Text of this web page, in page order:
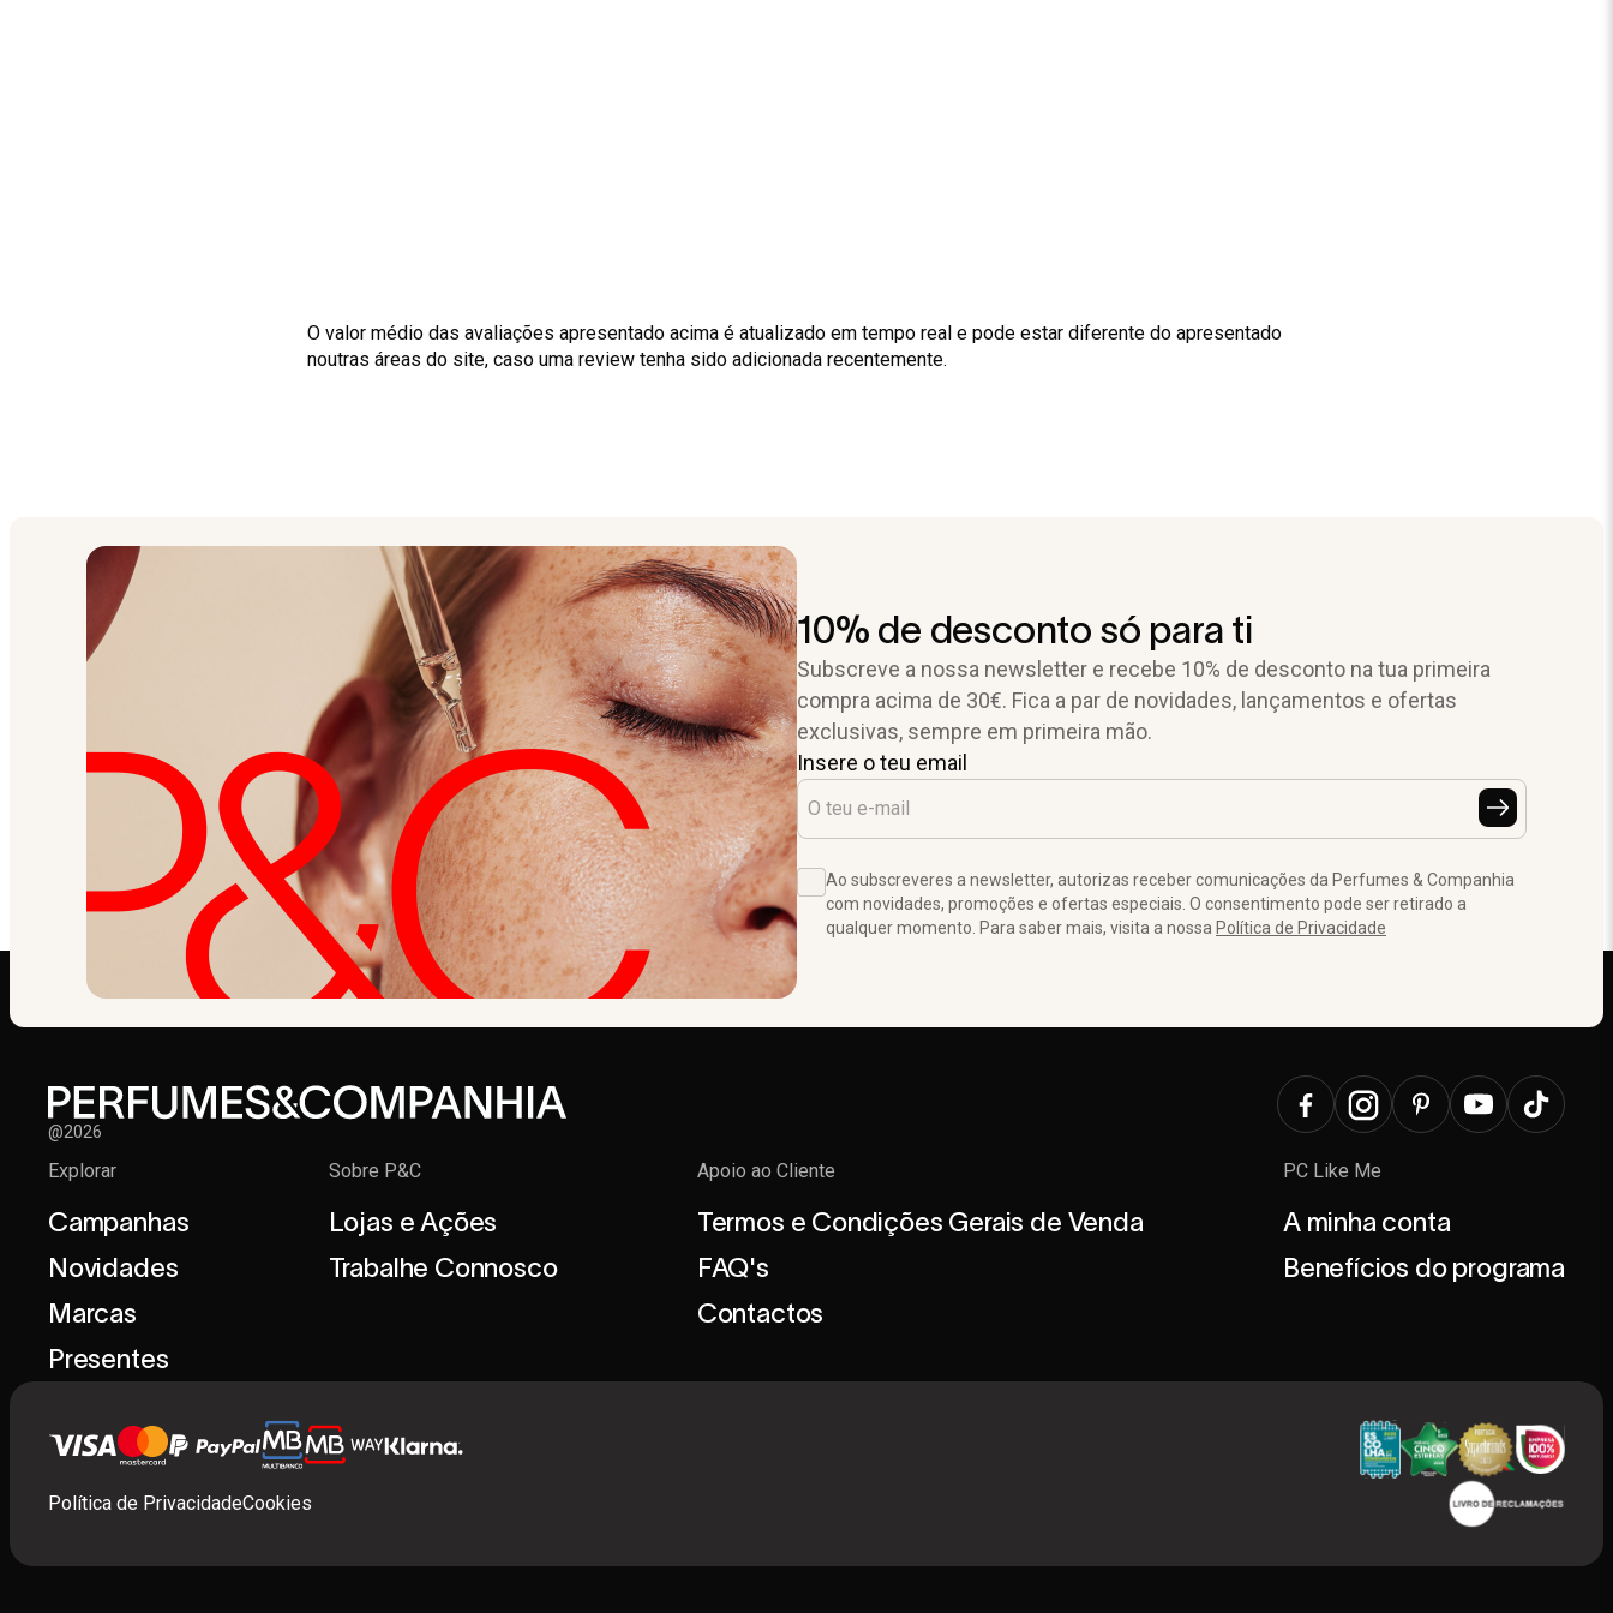
O valor médio das avaliações apresentado acima é atualizado em tempo real e pode estar diferente do apresentado
noutras áreas do site, caso uma review tenha sido adicionada recentemente.
10% de desconto só para ti
Subscreve a nossa newsletter e recebe 10% de desconto na tua primeira
compra acima de 30€. Fica a par de novidades, lançamentos e ofertas
exclusivas, sempre em primeira mão.
Insere o teu email
Ao subscreveres a newsletter, autorizas receber comunicações da Perfumes & Companhia
com novidades, promoções e ofertas especiais. O consentimento pode ser retirado a
qualquer momento. Para saber mais, visita a nossa Política de Privacidade
@2026
Explorar
Campanhas
Novidades
Marcas
Presentes
Sobre P&C
Lojas e Ações
Trabalhe Connosco
Apoio ao Cliente
Termos e Condições Gerais de Venda
FAQ's
Contactos
PC Like Me
A minha conta
Benefícios do programa
Política de PrivacidadeCookies